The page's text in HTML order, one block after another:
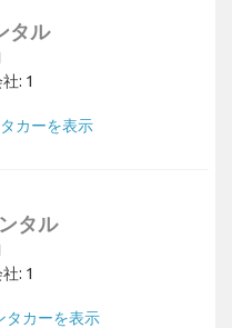
タル
: 1
カーを表示
タル
: 1
タカーを表示